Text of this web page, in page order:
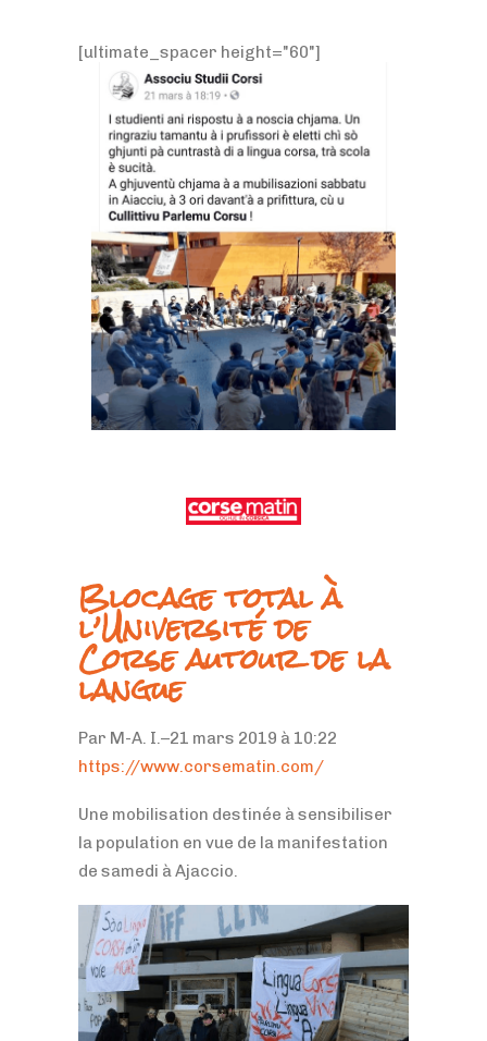
[ultimate_spacer height="60"]
Blocage total à
l’Université de
Corse autour de la
langue
Par M-A. I.–21 mars 2019 à 10:22
https://www.corsematin.com/
Une mobilisation destinée à sensibiliser
la population en vue de la manifestation
de samedi à Ajaccio.